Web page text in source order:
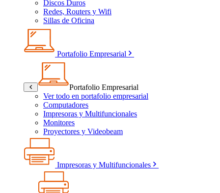
Discos Duros
Redes, Routers y Wifi
Sillas de Oficina
Portafolio Empresarial
Portafolio Empresarial
Ver todo en portafolio empresarial
Computadores
Impresoras y Multifuncionales
Monitores
Proyectores y Videobeam
Impresoras y Multifuncionales